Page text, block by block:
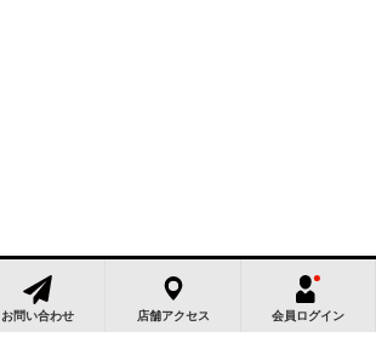
お問い合わせ 店舗アクセス 会員ログイン